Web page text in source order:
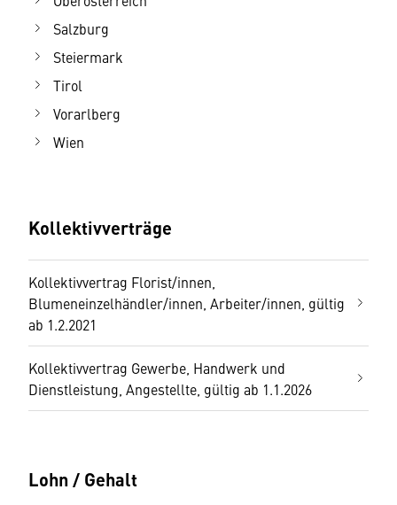
Salzburg
Steiermark
Tirol
Vorarlberg
Wien
Kollektivverträge
Kollektivvertrag Florist/innen,
Blumeneinzelhändler/innen, Arbeiter/innen, gültig
ab 1.2.2021
Kollektivvertrag Gewerbe, Handwerk und
Dienstleistung, Angestellte, gültig ab 1.1.2026
Lohn / Gehalt